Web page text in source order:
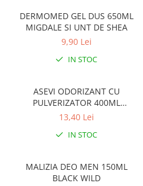
DERMOMED GEL DUS 650ML
MIGDALE SI UNT DE SHEA
9,90 Lei
IN STOC
ASEVI ODORIZANT CU
PULVERIZATOR 400ML
PRIMAVERA
13,40 Lei
IN STOC
MALIZIA DEO MEN 150ML
BLACK WILD